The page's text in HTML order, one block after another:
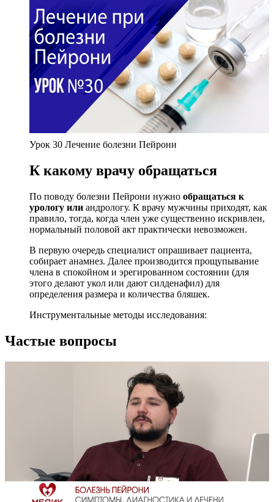
Урок 30 Лечение болезни Пейрони
К какому врачу обращаться
По поводу болезни Пейрони нужно обращаться к
урологу или андрологу. К врачу мужчины приходят, как
правило, тогда, когда член уже существенно искривлен,
нормальный половой акт практически невозможен.
В первую очередь специалист опрашивает пациента,
собирает анамнез. Далее производится прощупывание
члена в спокойном и эрегированном состоянии (для
этого делают укол или дают силденафил) для
определения размера и количества бляшек.
Инструментальные методы исследования:
Частые вопросы